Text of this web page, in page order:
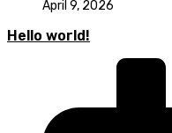
April 9, 2026
Hello world!